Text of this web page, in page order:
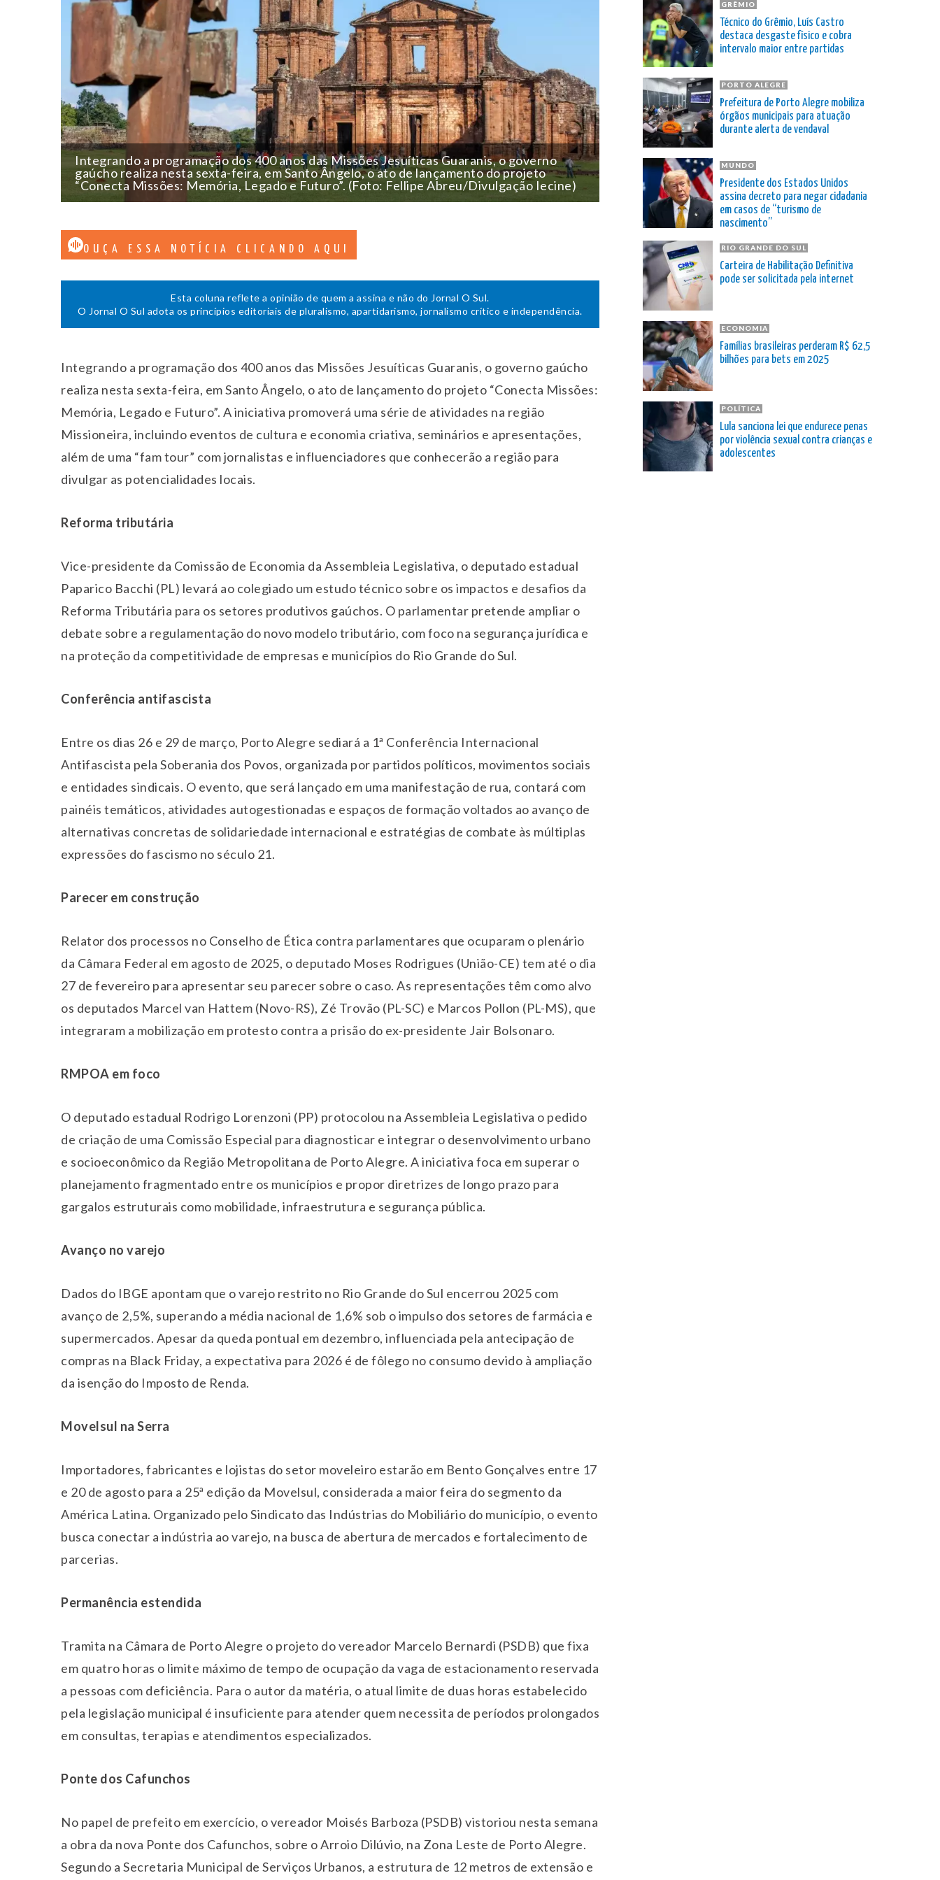
Integrando a programação dos 400 anos das Missões Jesuíticas Guaranis, o governo
gaúcho realiza nesta sexta-feira, em Santo Ângelo, o ato de lançamento do projeto
“Conecta Missões: Memória, Legado e Futuro”. (Foto: Fellipe Abreu/Divulgação Iecine)
OUÇA ESSA NOTÍCIA CLICANDO AQUI
Esta coluna reflete a opinião de quem a assina e não do Jornal O Sul.
O Jornal O Sul adota os princípios editoriais de pluralismo, apartidarismo, jornalismo crítico e independência.
Integrando a programação dos 400 anos das Missões Jesuíticas Guaranis, o governo gaúcho
realiza nesta sexta-feira, em Santo Ângelo, o ato de lançamento do projeto “Conecta Missões:
Memória, Legado e Futuro”. A iniciativa promoverá uma série de atividades na região
Missioneira, incluindo eventos de cultura e economia criativa, seminários e apresentações,
além de uma “fam tour” com jornalistas e influenciadores que conhecerão a região para
divulgar as potencialidades locais.
Reforma tributária
Vice-presidente da Comissão de Economia da Assembleia Legislativa, o deputado estadual
Paparico Bacchi (PL) levará ao colegiado um estudo técnico sobre os impactos e desafios da
Reforma Tributária para os setores produtivos gaúchos. O parlamentar pretende ampliar o
debate sobre a regulamentação do novo modelo tributário, com foco na segurança jurídica e
na proteção da competitividade de empresas e municípios do Rio Grande do Sul.
Conferência antifascista
Entre os dias 26 e 29 de março, Porto Alegre sediará a 1ª Conferência Internacional
Antifascista pela Soberania dos Povos, organizada por partidos políticos, movimentos sociais
e entidades sindicais. O evento, que será lançado em uma manifestação de rua, contará com
painéis temáticos, atividades autogestionadas e espaços de formação voltados ao avanço de
alternativas concretas de solidariedade internacional e estratégias de combate às múltiplas
expressões do fascismo no século 21.
Parecer em construção
Relator dos processos no Conselho de Ética contra parlamentares que ocuparam o plenário
da Câmara Federal em agosto de 2025, o deputado Moses Rodrigues (União-CE) tem até o dia
27 de fevereiro para apresentar seu parecer sobre o caso. As representações têm como alvo
os deputados Marcel van Hattem (Novo-RS), Zé Trovão (PL-SC) e Marcos Pollon (PL-MS), que
integraram a mobilização em protesto contra a prisão do ex-presidente Jair Bolsonaro.
RMPOA em foco
O deputado estadual Rodrigo Lorenzoni (PP) protocolou na Assembleia Legislativa o pedido
de criação de uma Comissão Especial para diagnosticar e integrar o desenvolvimento urbano
e socioeconômico da Região Metropolitana de Porto Alegre. A iniciativa foca em superar o
planejamento fragmentado entre os municípios e propor diretrizes de longo prazo para
gargalos estruturais como mobilidade, infraestrutura e segurança pública.
Avanço no varejo
Dados do IBGE apontam que o varejo restrito no Rio Grande do Sul encerrou 2025 com
avanço de 2,5%, superando a média nacional de 1,6% sob o impulso dos setores de farmácia e
supermercados. Apesar da queda pontual em dezembro, influenciada pela antecipação de
compras na Black Friday, a expectativa para 2026 é de fôlego no consumo devido à ampliação
da isenção do Imposto de Renda.
Movelsul na Serra
Importadores, fabricantes e lojistas do setor moveleiro estarão em Bento Gonçalves entre 17
e 20 de agosto para a 25ª edição da Movelsul, considerada a maior feira do segmento da
América Latina. Organizado pelo Sindicato das Indústrias do Mobiliário do município, o evento
busca conectar a indústria ao varejo, na busca de abertura de mercados e fortalecimento de
parcerias.
Permanência estendida
Tramita na Câmara de Porto Alegre o projeto do vereador Marcelo Bernardi (PSDB) que fixa
em quatro horas o limite máximo de tempo de ocupação da vaga de estacionamento reservada
a pessoas com deficiência. Para o autor da matéria, o atual limite de duas horas estabelecido
pela legislação municipal é insuficiente para atender quem necessita de períodos prolongados
em consultas, terapias e atendimentos especializados.
Ponte dos Cafunchos
No papel de prefeito em exercício, o vereador Moisés Barboza (PSDB) vistoriou nesta semana
a obra da nova Ponte dos Cafunchos, sobre o Arroio Dilúvio, na Zona Leste de Porto Alegre.
Segundo a Secretaria Municipal de Serviços Urbanos, a estrutura de 12 metros de extensão e
GRÊMIO
Técnico do Grêmio, Luís Castro
destaca desgaste físico e cobra
intervalo maior entre partidas
PORTO ALEGRE
Prefeitura de Porto Alegre mobiliza
órgãos municipais para atuação
durante alerta de vendaval
MUNDO
Presidente dos Estados Unidos
assina decreto para negar cidadania
em casos de “turismo de
nascimento”
RIO GRANDE DO SUL
Carteira de Habilitação Definitiva
pode ser solicitada pela internet
ECONOMIA
Famílias brasileiras perderam R$ 62,5
bilhões para bets em 2025
POLÍTICA
Lula sanciona lei que endurece penas
por violência sexual contra crianças e
adolescentes